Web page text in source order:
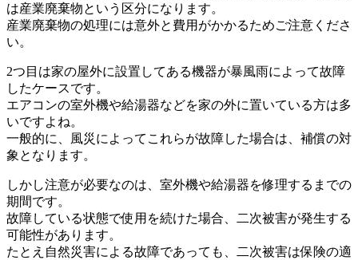
は産業廃棄物という区分になります。
産業廃棄物の処理には意外と費用がかかるためご注意くださ
い。
2つ目は家の屋外に設置してある機器が暴風雨によって故障
したケースです。
エアコンの室外機や給湯器などを家の外に置いている方は多
いですよね。
一般的に、風災によってこれらが故障した場合は、補償の対
象となります。
しかし注意が必要なのは、室外機や給湯器を修理するまでの
期間です。
故障している状態で使用を続けた場合、二次被害が発生する
可能性があります。
たとえ自然災害による故障であっても、二次被害は保険の適